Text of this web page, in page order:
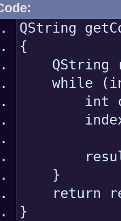
QString
{
QString
while
int c =
index =
}
return
}